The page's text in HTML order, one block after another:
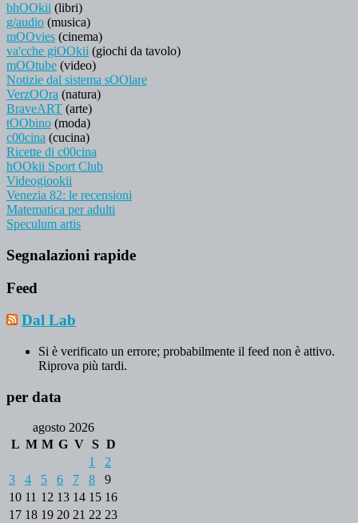
bhOOkii (libri)
g/audio (musica)
mOOvies (cinema)
va'cche giOOkii (giochi da tavolo)
mOOtube (video)
Notizie dal sistema sOOlare
VerzOOra (natura)
BraveART (arte)
tOObino (moda)
c00cina (cucina)
Ricette di c00cina
hOOkii Sport Club
Videogiookii
Venezia 82: le recensioni
Matematica per adulti
Speculum artis
Segnalazioni rapide
Feed
Dal Lab
Si è verificato un errore; probabilmente il feed non è attivo.
Riprova più tardi.
per data
agosto 2026
L M M G V S D
1
2
3
4 5 6 7 8
9
10 11 12 13 14 15 16
17 18 19 20 21 22 23